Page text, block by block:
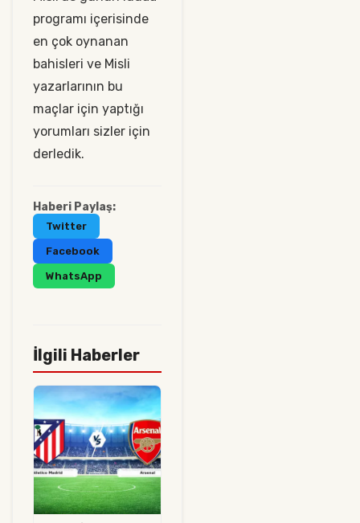
programı içerisinde
en çok oynanan
bahisleri ve Misli
yazarlarının bu
maçlar için yaptığı
yorumları sizler için
derledik.
Haberi Paylaş:
Twitter
Facebook
WhatsApp
İlgili Haberler